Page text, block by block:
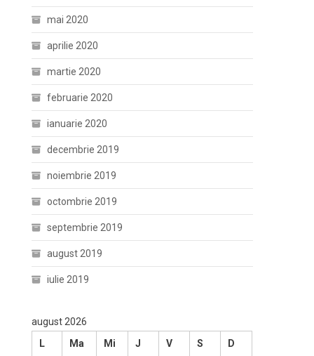
mai 2020
aprilie 2020
martie 2020
februarie 2020
ianuarie 2020
decembrie 2019
noiembrie 2019
octombrie 2019
septembrie 2019
august 2019
iulie 2019
august 2026
L
Ma Mi J V S D